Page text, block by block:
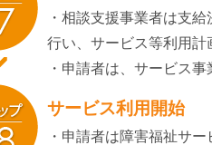
・相談支援事業者は支
行い、サービス等利用計
・申請者は、サービス
サービス利用開始
・申請者は障害福祉サ